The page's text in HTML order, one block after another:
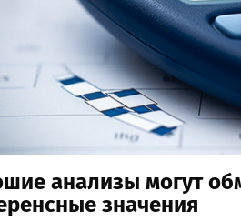
анализы могут
значения